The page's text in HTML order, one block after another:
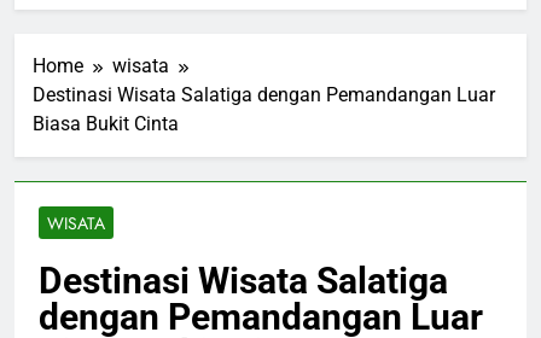
Home
wisata
Destinasi Wisata Salatiga dengan Pemandangan Luar
Biasa Bukit Cinta
WISATA
Destinasi Wisata Salatiga
dengan Pemandangan Luar